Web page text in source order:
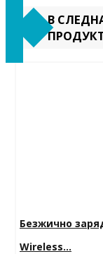
В
Безжично
Wireless...